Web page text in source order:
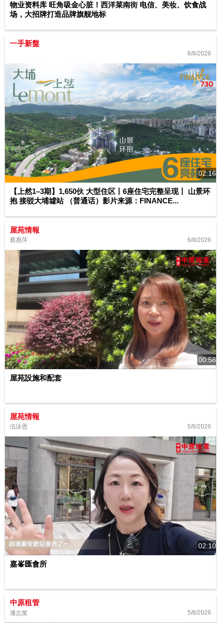
物业资料库 旺角吸金心脏！西洋菜南街 电信、美妆、饮食战
场，大招牌打造品牌旗舰地标
一手新盤
6/8/2026
02:16
【上然1–3期】1,650伙 大型住区丨6座住宅完整呈现丨 山景环
抱 接驳大埔墟站 （普通话）影片来源：FINANCE...
屋苑情報
蔡惠萍 6/8/2026
00:58
屋苑設施和配套
屋苑情報
伍詠恩 5/8/2026
02:10
嘉峯匯會所
中原租管
潘志業 5/8/2026